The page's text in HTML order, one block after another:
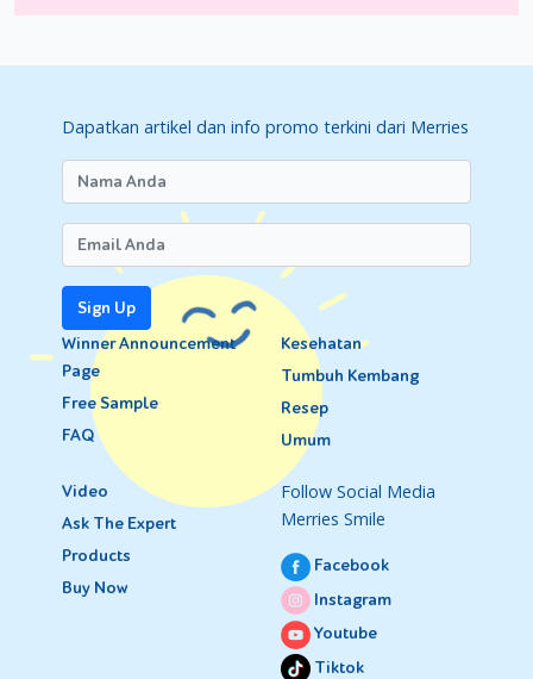
Dapatkan artikel dan info promo terkini dari Merries
Sign Up
Winner Announcement
Page
Free Sample
FAQ
Kesehatan
Tumbuh Kembang
Resep
Umum
Video
Ask The Expert
Products
Buy Now
Follow Social Media
Merries Smile
Facebook
Instagram
Youtube
Tiktok